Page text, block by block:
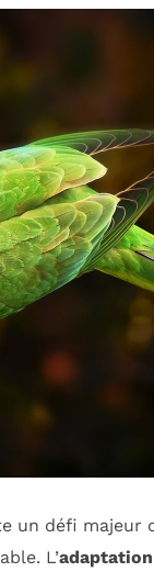
un défi majeur
L’adaptation